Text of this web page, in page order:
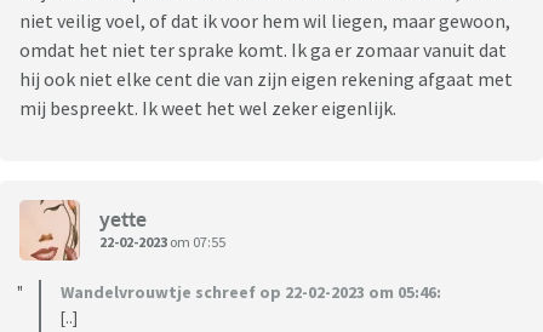
niet veilig voel, of dat ik voor hem wil liegen, maar gewoon,
omdat het niet ter sprake komt. Ik ga er zomaar vanuit dat
hij ook niet elke cent die van zijn eigen rekening afgaat met
mij bespreekt. Ik weet het wel zeker eigenlijk.
yette
22-02-2023 om 07:55
Wandelvrouwtje schreef op 22-02-2023 om 05:46:
[..]